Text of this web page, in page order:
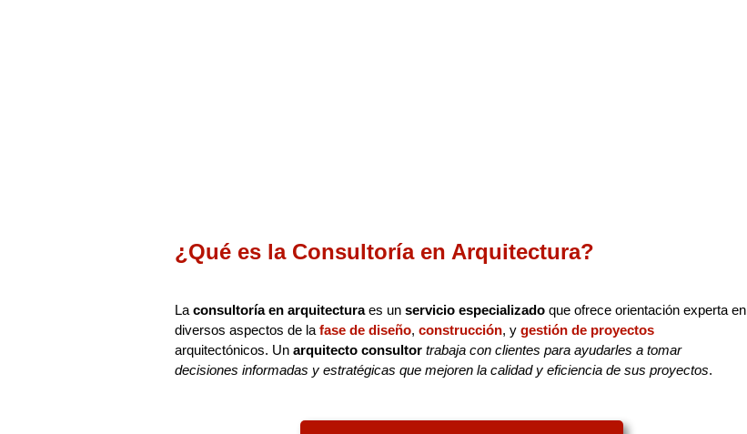
¿Qué es la Consultoría en Arquitectura?
La consultoría en arquitecturaes un servicio especializado que ofrece orientación experta en
diversos aspectos de la fase de diseño, construcción, y gestión de proyectos
arquitectónicos. Un arquitecto consultor trabaja con clientes para ayudarles a tomar
decisiones informadas y estratégicas que mejoren la calidad y eficiencia de sus proyectos.